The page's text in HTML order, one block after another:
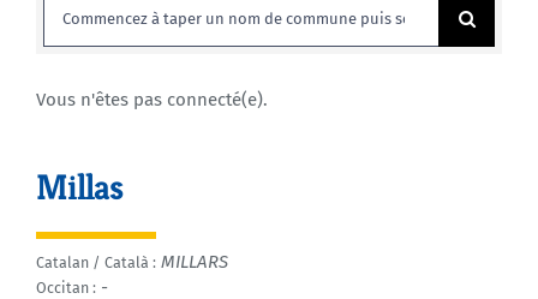
Rechercher:
Vous n'êtes pas connecté(e).
Millas
Catalan / Català : MILLARS
Occitan : -